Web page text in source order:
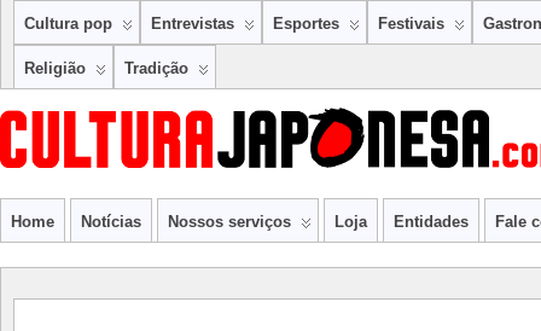
Cultura pop Entrevistas Esportes Festivais
Religião Tradição
Home Notícias Nossos serviços Loja Entidades Fale